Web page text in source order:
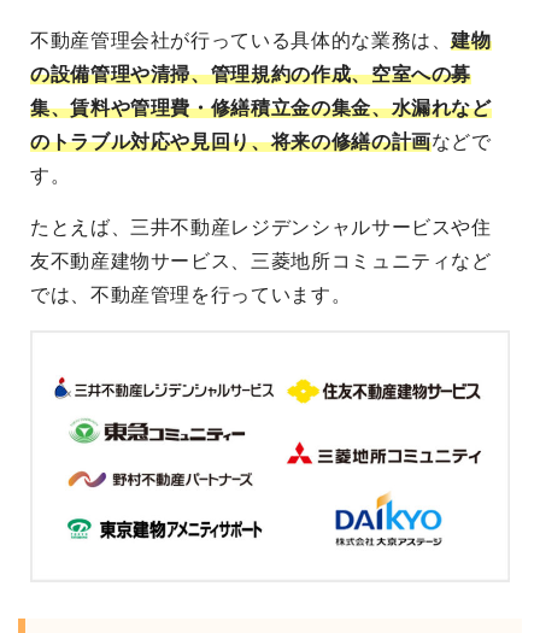
不動産管理会社が行っている具体的な業務は、建物
の設備管理や清掃、管理規約の作成、空室への募
集、賃料や管理費・修繕積立金の集金、水漏れなど
のトラブル対応や見回り、将来の修繕の計画などで
す。
たとえば、三井不動産レジデンシャルサービスや住
友不動産建物サービス、三菱地所コミュニティなど
では、不動産管理を行っています。